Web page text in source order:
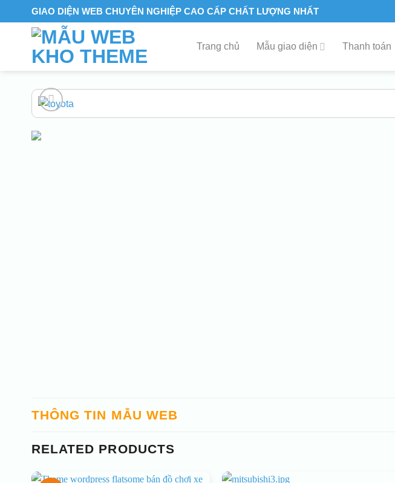
to
GIAO DIỆN WEB CHUYÊN NGHIỆP CAO CẤP CHẤT LƯỢNG NHẤT
Trang chủ Mẫu giao diện Thanh toán
THÔNG TIN MẪU WEB
RELATED PRODUCTS